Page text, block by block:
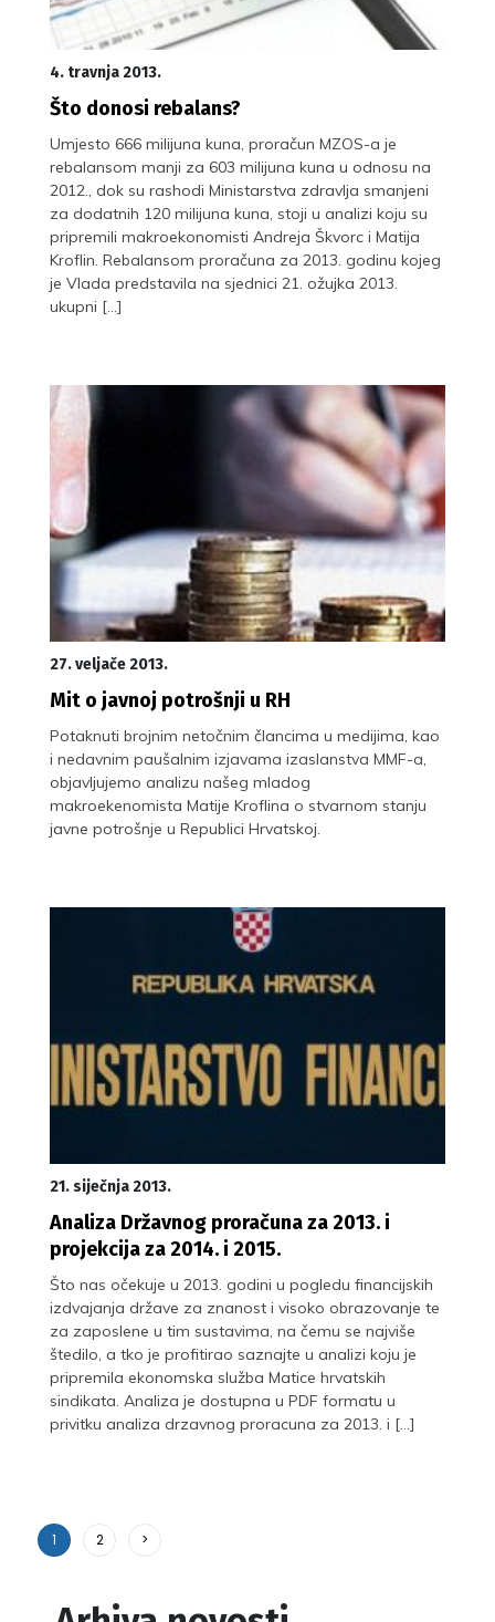
4. travnja 2013.
Što donosi rebalans?
Umjesto 666 milijuna kuna, proračun MZOS-a je
rebalansom manji za 603 milijuna kuna u odnosu na
2012., dok su rashodi Ministarstva zdravlja smanjeni
za dodatnih 120 milijuna kuna, stoji u analizi koju su
pripremili makroekonomisti Andreja Škvorc i Matija
Kroflin. Rebalansom proračuna za 2013. godinu kojeg
je Vlada predstavila na sjednici 21. ožujka 2013.
ukupni […]
27. veljače 2013.
Mit o javnoj potrošnji u RH
Potaknuti brojnim netočnim člancima u medijima, kao
i nedavnim paušalnim izjavama izaslanstva MMF-a,
objavljujemo analizu našeg mladog
makroekenomista Matije Kroflina o stvarnom stanju
javne potrošnje u Republici Hrvatskoj.
21. siječnja 2013.
Analiza Državnog proračuna za 2013. i
projekcija za 2014. i 2015.
Što nas očekuje u 2013. godini u pogledu financijskih
izdvajanja države za znanost i visoko obrazovanje te
za zaposlene u tim sustavima, na čemu se najviše
štedilo, a tko je profitirao saznajte u analizi koju je
pripremila ekonomska služba Matice hrvatskih
sindikata. Analiza je dostupna u PDF formatu u
privitku analiza drzavnog proracuna za 2013. i […]
1 2 >